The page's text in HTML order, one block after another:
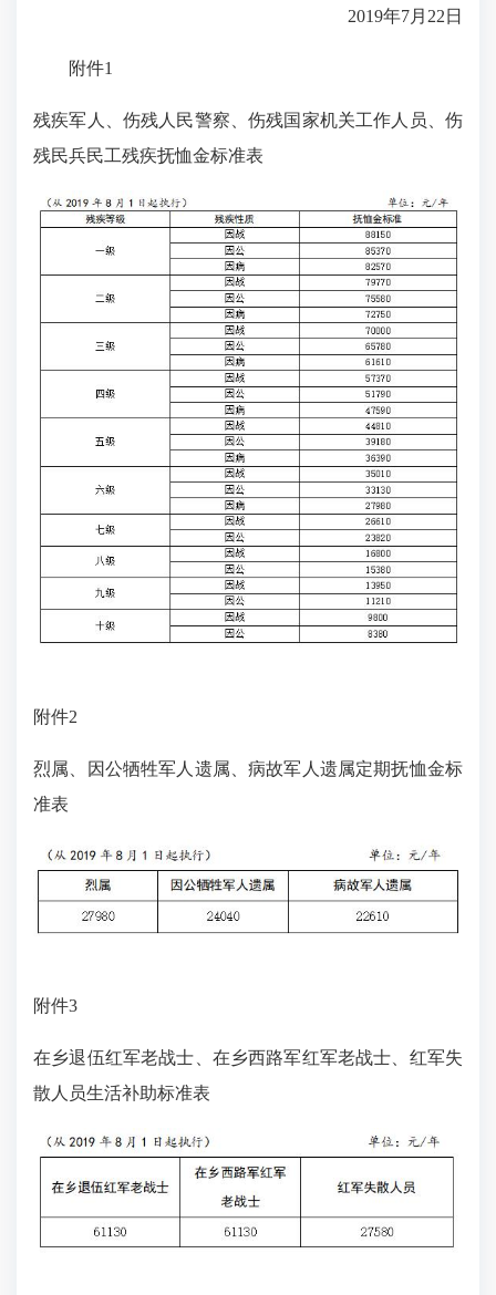
2019年7月22日
附件1
残疾军人、伤残人民警察、伤残国家机关工作人员、伤
残民兵民工残疾抚恤金标准表
附件2
烈属、因公牺牲军人遗属、病故军人遗属定期抚恤金标
准表
附件3
在乡退伍红军老战士、在乡西路军红军老战士、红军失
散人员生活补助标准表